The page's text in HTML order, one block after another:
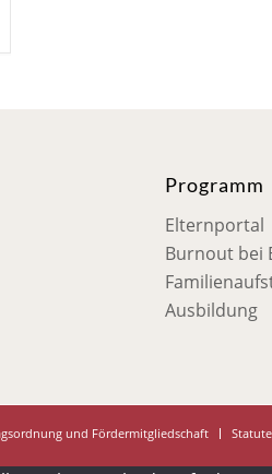
Programm
Elternportal
Burnout bei
Ausbildung
und Fördermitgliedschaft